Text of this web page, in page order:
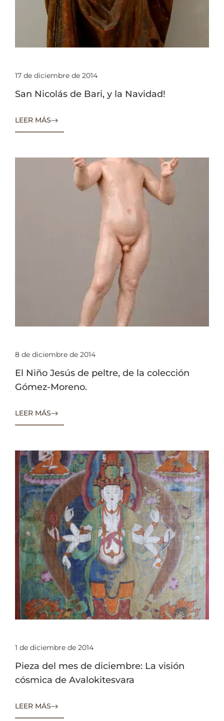
17 de diciembre de 2014
San Nicolás de Bari, y la Navidad!
LEER MÁS
8 de diciembre de 2014
El Niño Jesús de peltre, de la colección
Gómez-Moreno.
LEER MÁS
1 de diciembre de 2014
Pieza del mes de diciembre: La visión
cósmica de Avalokitesvara
LEER MÁS